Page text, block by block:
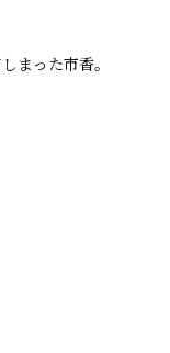
まった市香。